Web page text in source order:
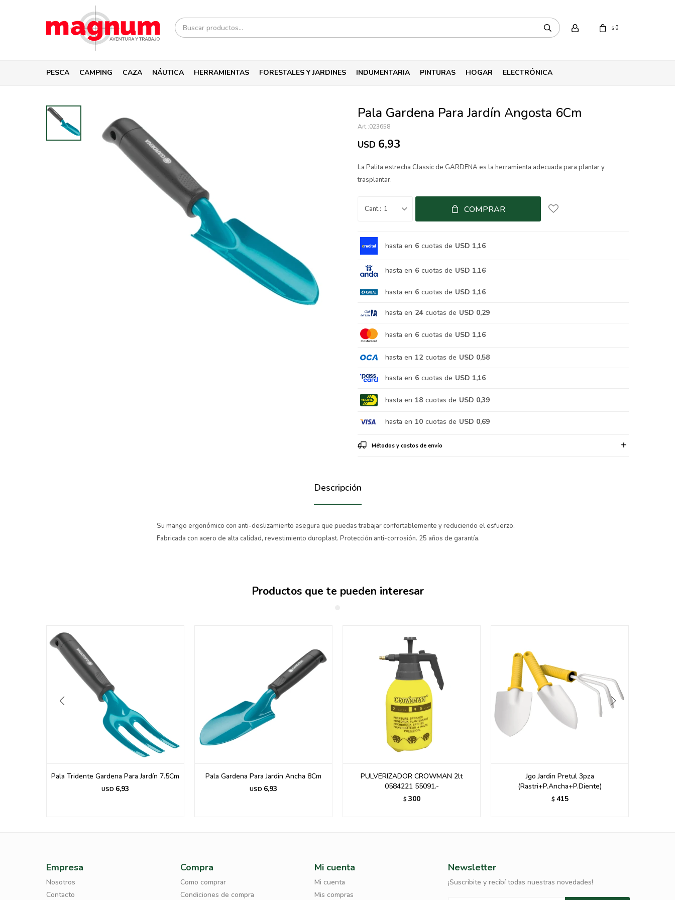
PESCA CAMPING CAZA NÁUTICA HERRAMIENTAS FORESTALES Y JARDINES INDUMENTARIA PINTURAS HOGAR ELECTRÓNICA
$ 0
Pala Gardena Para Jardín Angosta 6Cm
023658
USD 6,93
La Palita estrecha Classic de GARDENA es la herramienta adecuada para plantar y
trasplantar.
1 COMPRAR
hasta en 6 cuotas de USD 1,16
hasta en 6 cuotas de USD 1,16
hasta en 6 cuotas de USD 1,16
hasta en 24 cuotas de USD 0,29
hasta en 6 cuotas de USD 1,16
hasta en 12 cuotas de USD 0,58
hasta en 6 cuotas de USD 1,16
hasta en 18 cuotas de USD 0,39
hasta en 10 cuotas de USD 0,69
Métodos y costos de envío
Descripción
Su mango ergonómico con anti-deslizamiento asegura que puedas trabajar confortablemente y reduciendo el esfuerzo.
Fabricada con acero de alta calidad, revestimiento duroplast. Protección anti-corrosión. 25 años de garantía.
Productos que te pueden interesar
Pala Tridente Gardena Para Jardín 7.5Cm
USD 6,93
Pala Gardena Para Jardin Ancha 8Cm
USD 6,93
PULVERIZADOR CROWMAN 2lt
0584221 55091.-
$ 300
Jgo Jardin Pretul 3pza
(Rastri+P.Ancha+P.Diente)
$ 415
Empresa
Nosotros
Contacto
Compra
Como comprar
Condiciones de compra
Mi cuenta
Mi cuenta
Mis compras
Newsletter
¡Suscribite y recibí todas nuestras novedades!